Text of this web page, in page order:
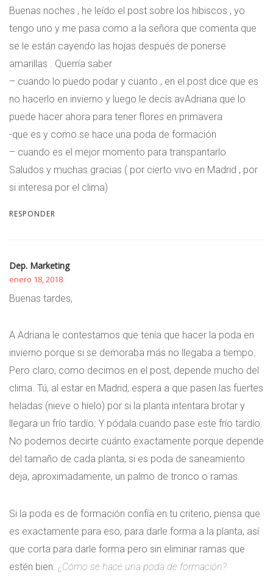
Buenas noches , he leído el post sobre los hibiscos , yo
tengo uno y me pasa como a la señora que comenta que
se le están cayendo las hojas después de ponerse
amarillas . Querría saber
– cuando lo puedo podar y cuanto , en el post dice que es
no hacerlo en invierno y luego le decís avAdriana que lo
puede hacer ahora para tener flores en primavera
-que es y como se hace una poda de formación
– cuando es el mejor momento para transpantarlo
Saludos y muchas gracias ( por cierto vivo en Madrid , por
si interesa por el clima)
RESPONDER
Dep. Marketing
enero 18, 2018
Buenas tardes,
A Adriana le contestamos que tenía que hacer la poda en
invierno porque si se demoraba más no llegaba a tiempo.
Pero claro, como decimos en el post, depende mucho del
clima. Tú, al estar en Madrid, espera a que pasen las fuertes
heladas (nieve o hielo) por si la planta intentara brotar y
llegara un frío tardío. Y pódala cuando pase este frío tardío.
No podemos decirte cuánto exactamente porque depende
del tamaño de cada planta, si es poda de saneamiento
deja, aproximadamente, un palmo de tronco o ramas.
Si la poda es de formación confía en tu criterio, piensa que
es exactamente para eso, para darle forma a la planta, así
que corta para darle forma pero sin eliminar ramas que
estén bien. ¿Cómo se hace una poda de formación?